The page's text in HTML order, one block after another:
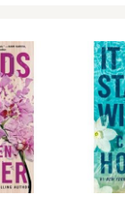
，他們就吃了」。
多瑪城裡各處的
『今日晚上到你
）
喝睡，還要洗腳──
得過去的解釋就
拿的──武器──讓他